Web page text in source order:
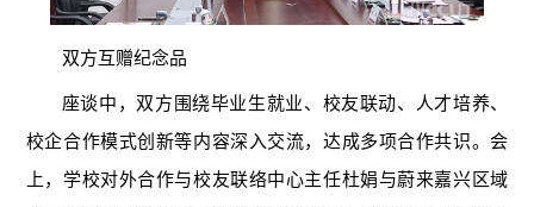
双方互赠纪念品
座谈中，双方围绕毕业生就业、校友联动、人才培养、
校企合作模式创新等内容深入交流，达成多项合作共识。会
上，学校对外合作与校友联络中心主任杜娟与蔚来嘉兴区域